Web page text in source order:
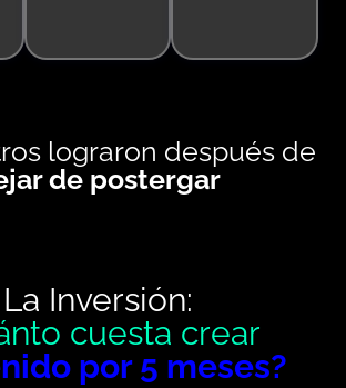
lograron después de
de postergar
La Inversión:
cuesta crear
por 5 meses?